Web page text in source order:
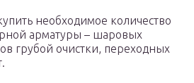
необходимое количество
арматуры – шаровых
грубой очистки, переходных